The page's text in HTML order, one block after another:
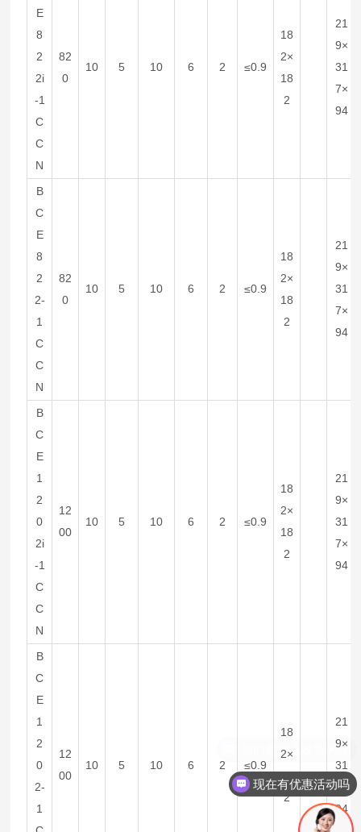
E
8
2
2i
-1
C
C
N
82
0
10 5 10 6 2 ≤0.9
18
2×
18
2
21
9×
31
7×
94
B
C
E
8
2
2-
1
C
C
N
82
0
10 5 10 6 2 ≤0.9
18
2×
18
2
21
9×
31
7×
94
B
C
E
1
2
0
2i
-1
C
C
N
12
00
10 5 10 6 2 ≤0.9
18
2×
18
2
21
9×
31
7×
94
B
C
E
1
2
0
2-
1
12
00
10 5 10 6 2 ≤0.9
18
2×
18
2
21
9×
31
7×
94
现在有优惠活动吗